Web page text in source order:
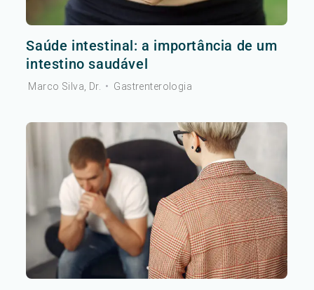
Saúde intestinal: a importância de um
intestino saudável
Marco Silva, Dr. • Gastrenterologia